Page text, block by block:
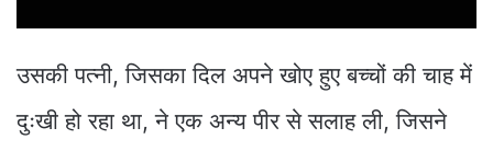
उसकी पत्नी, जिसका दिल अपने खोए हुए बच्चों की चाह में
दुःखी हो रहा था, ने एक अन्य पीर से सलाह ली, जिसने